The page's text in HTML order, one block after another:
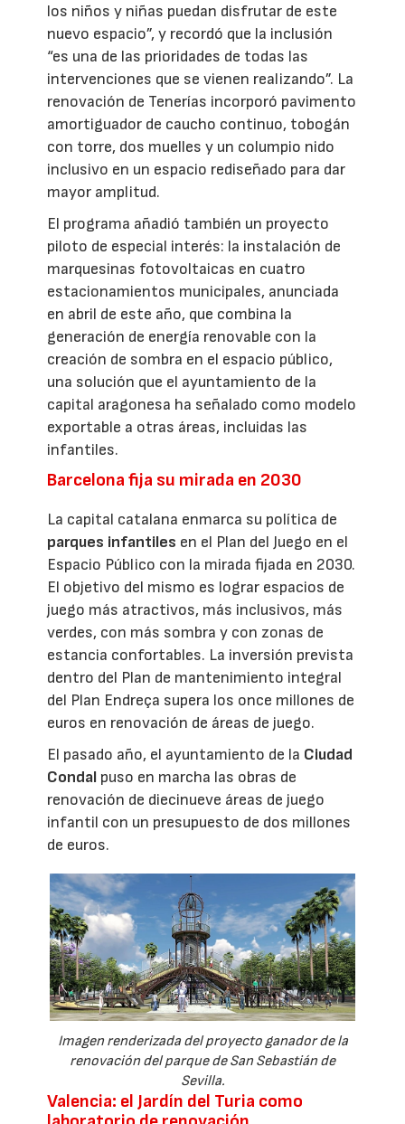
los niños y niñas puedan disfrutar de este
nuevo espacio”, y recordó que la inclusión
“es una de las prioridades de todas las
intervenciones que se vienen realizando”. La
renovación de Tenerías incorporó pavimento
amortiguador de caucho continuo, tobogán
con torre, dos muelles y un columpio nido
inclusivo en un espacio rediseñado para dar
mayor amplitud.
El programa añadió también un proyecto
piloto de especial interés: la instalación de
marquesinas fotovoltaicas en cuatro
estacionamientos municipales, anunciada
en abril de este año, que combina la
generación de energía renovable con la
creación de sombra en el espacio público,
una solución que el ayuntamiento de la
capital aragonesa ha señalado como modelo
exportable a otras áreas, incluidas las
infantiles.
Barcelona fija su mirada en 2030
La capital catalana enmarca su política de
parques infantiles en el Plan del Juego en el
Espacio Público con la mirada fijada en 2030.
El objetivo del mismo es lograr espacios de
juego más atractivos, más inclusivos, más
verdes, con más sombra y con zonas de
estancia confortables. La inversión prevista
dentro del Plan de mantenimiento integral
del Plan Endreça supera los once millones de
euros en renovación de áreas de juego.
El pasado año, el ayuntamiento de la Ciudad
Condal puso en marcha las obras de
renovación de diecinueve áreas de juego
infantil con un presupuesto de dos millones
de euros.
Imagen renderizada del proyecto ganador de la
renovación del parque de San Sebastián de
Sevilla.
Valencia: el Jardín del Turia como